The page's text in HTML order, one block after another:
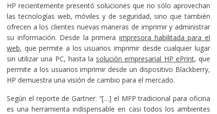
HP recientemente presentó soluciones que no sólo aprovechan
las tecnologías web, móviles y de seguridad, sino que también
ofrecen a los clientes nuevas maneras de imprimir y administrar
su información. Desde la primeraimpresora habilitada para el
web, que permite a los usuarios imprimir desde cualquier lugar
sin utilizar una PC, hasta la solución empresarial HP ePrint, que
permite a los usuarios imprimir desde un dispositivo Blackberry,
HP demuestra una visión de cambio para el mercado.
Según el reporte de Gartner: “[…] el MFP tradicional para oficina
es una herramienta indispensable en casi todos los ambientes